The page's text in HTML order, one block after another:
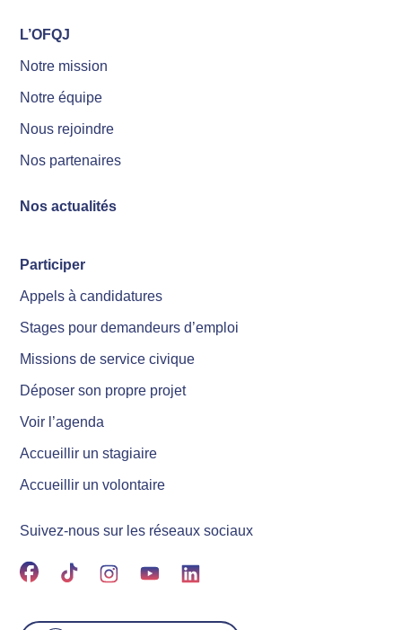
L’OFQJ
Notre mission
Notre équipe
Nous rejoindre
Nos partenaires
Nos actualités
Participer
Appels à candidatures
Stages pour demandeurs d’emploi
Missions de service civique
Déposer son propre projet
Voir l’agenda
Accueillir un stagiaire
Accueillir un volontaire
Suivez-nous sur les réseaux sociaux